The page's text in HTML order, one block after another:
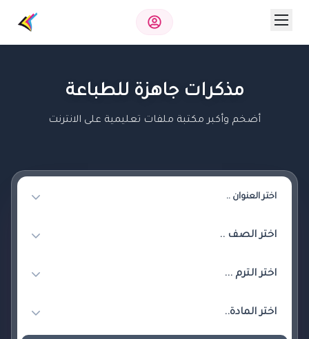
مذكرات جاهزة للطباعة
أضخم وأكبر مكتبة ملفات تعليمية على الانترنت